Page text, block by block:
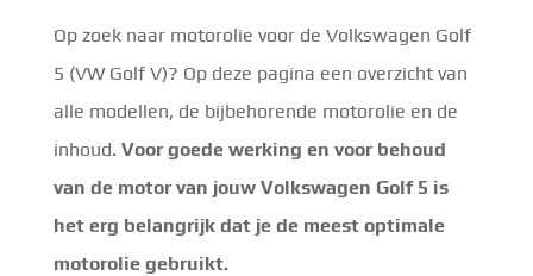
Op zoek naar motorolie voor de Volkswagen Golf
5 (VW Golf V)? Op deze pagina een overzicht van
alle modellen, de bijbehorende motorolie en de
inhoud. Voor goede werking en voor behoud
van de motor van jouw Volkswagen Golf 5 is
het erg belangrijk dat je de meest optimale
motorolie gebruikt.